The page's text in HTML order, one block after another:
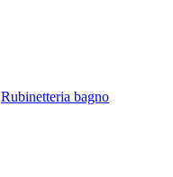
Rubinetteria bagno